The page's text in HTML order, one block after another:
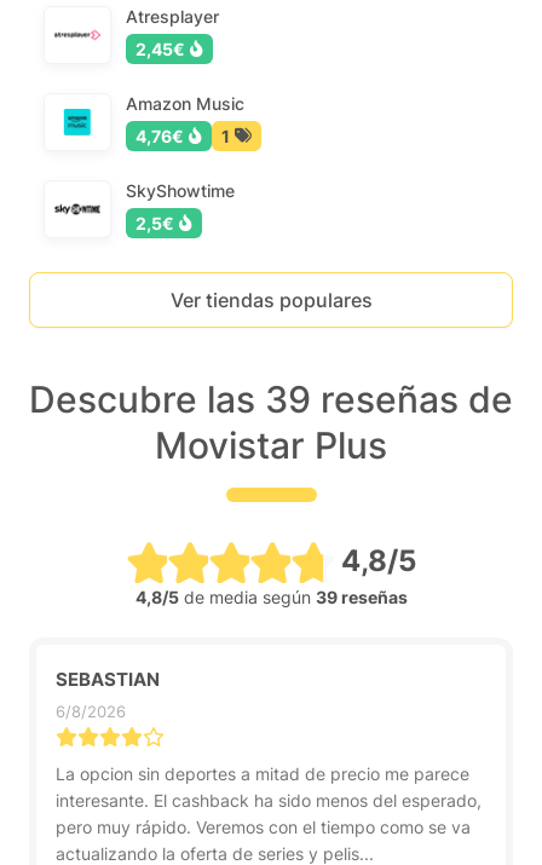
Atresplayer
2,45€
Amazon Music
4,76€
1
SkyShowtime
2,5€
Ver tiendas populares
Descubre las 39 reseñas de
Movistar Plus
4,8/5
4,8/5de media según 39 reseñas
SEBASTIAN
6/8/2026
La opcion sin deportes a mitad de precio me parece
interesante. El cashback ha sido menos del esperado,
pero muy rápido. Veremos con el tiempo como se va
actualizando la oferta de series y pelis...